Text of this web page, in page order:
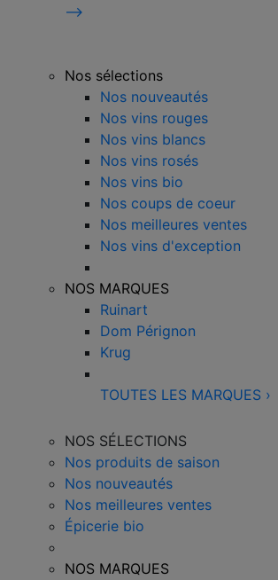
⟶
Nos sélections
Nos nouveautés
Nos vins rouges
Nos vins blancs
Nos vins rosés
Nos vins bio
Nos coups de coeur
Nos meilleures ventes
Nos vins d'exception
NOS MARQUES
Ruinart
Dom Pérignon
Krug
TOUTES LES MARQUES ›
NOS SÉLECTIONS
Nos produits de saison
Nos nouveautés
Nos meilleures ventes
Épicerie bio
NOS MARQUES